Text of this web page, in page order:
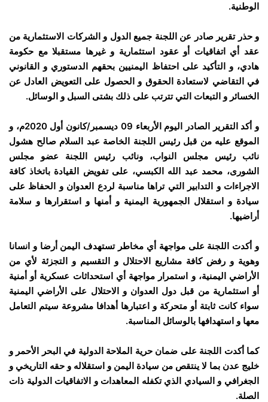
الوطنية.
و حذر تقرير صادر عن اللجنة جميع الدول و الشركات الاستثمارية من
عقد أي اتفاقيات أو عقود استثمارية و غيرها مستقبلا مع حكومة
هادي، و التأكيد على احتفاظ اليمنيين بحقهم الدستوري و القانوني
في التقاضي لاستعادة الحقوق و الحصول على التعويض العادل عن
الخسائر و التبعات التي تترتب على ذلك بشتى السبل و الوسائل.
و أكد التقرير الصادر اليوم الأربعاء 09 ديسمبر/كانون أول 2020م، و
الموقع عليه من قبل رئيس اللجنة الخاصة عبد السلام صالح هشول
نائب رئيس مجلس النواب، ونائب رئيس اللجنة عضو مجلس
الشورى، محمد عبد الله الكبسي، على تفويض القيادة باتخاذ كافة
الاجراءات و التدابير التي تراها مناسبة لردع العدوان و الحفاظ على
سيادة و استقلال الجمهورية اليمنية و أمنها و استقرارها و سلامة
أراضيها.
و أكدت اللجنة على مواجهة أي مخاطر تستهدف اليمن أرضا و انسانا
وهوية و رفض كافة مشاريع الاحتلال و التقسيم و التجزئة لأي من
الأراضي اليمنية، و استمرار مواجهة أي استحداثات عسكرية أو أمنية
أو استثمارية من قبل دول العدوان و الاحتلال على الأراضي اليمنية
سواء كانت ثابتة أو متحركة و اعتبارها أهدافا مشروعة سيتم التعامل
معها و استهدافها بالوسائل المناسبة.
كما أكدت اللجنة على ضمان حرية الملاحة الدولية في البحر الأحمر و
خليج عدن بما لا ينتقص من سيادة اليمن و استقلاله و حقه التاريخي و
الجغرافي و السيادي الذي تكفله المعاهدات و الاتفاقيات الدولية ذات
الصلة.